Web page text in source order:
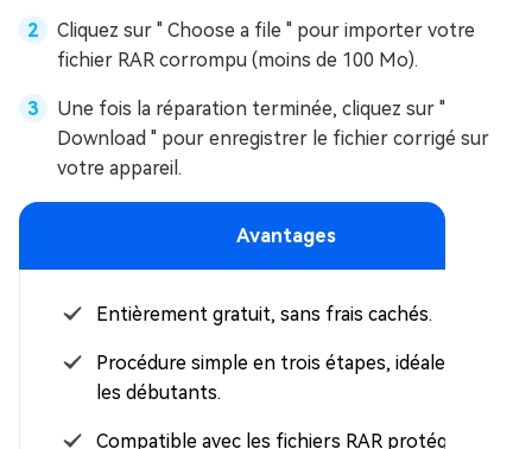
Cliquez sur " Choose a file " pour importer votre
fichier RAR corrompu (moins de 100 Mo).
Une fois la réparation terminée, cliquez sur "
Download " pour enregistrer le fichier corrigé sur
votre appareil.
Avantages
Entièrement gratuit, sans frais cachés.
Procédure simple en trois étapes, idéale pour
les débutants.
Compatible avec les fichiers RAR protégés par